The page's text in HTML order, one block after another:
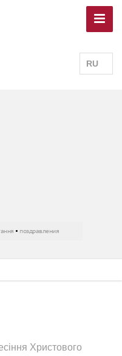
RU
• поздравления
Христового